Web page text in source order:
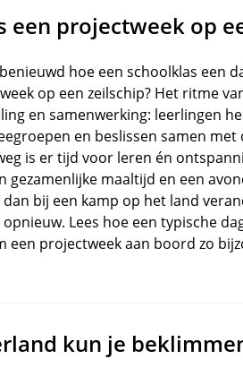
projectweek op
hoe een schoolklas een
op een zeilschip? Het ritme
en samenwerking: leerlingen
en beslissen samen
is er tijd voor leren én
gezamenlijke maaltijd en een
dan bij een kamp op het land
Lees hoe een typische
een projectweek aan boord zo
kun je